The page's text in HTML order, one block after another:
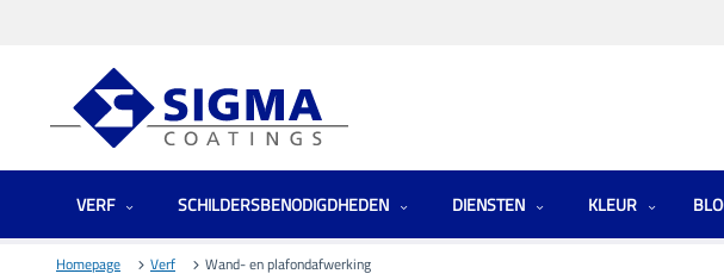
VERF SCHILDERSBENODIGDHEDEN DIENSTEN KLEUR
Homepage Verf Wand- en plafondafwerking